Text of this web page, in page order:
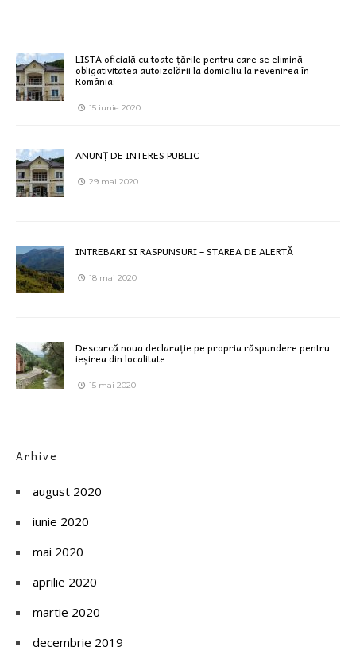
LISTA oficială cu toate țările pentru care se elimină
obligativitatea autoizolării la domiciliu la revenirea în
România:
15 iunie 2020
ANUNȚ DE INTERES PUBLIC
29 mai 2020
INTREBARI SI RASPUNSURI – STAREA DE ALERTĂ
18 mai 2020
Descarcă noua declarație pe propria răspundere pentru
ieșirea din localitate
15 mai 2020
Arhive
august 2020
iunie 2020
mai 2020
aprilie 2020
martie 2020
decembrie 2019